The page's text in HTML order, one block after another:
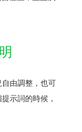
由調整，也可
示詞的時候，